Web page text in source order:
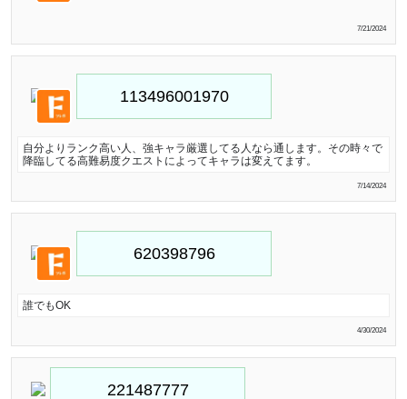
7/21/2024
自分よりランク高い人、強キャラ厳選してる人なら通します。その時々で
降臨してる高難易度クエストによってキャラは変えてます。
7/14/2024
誰でもOK
4/30/2024